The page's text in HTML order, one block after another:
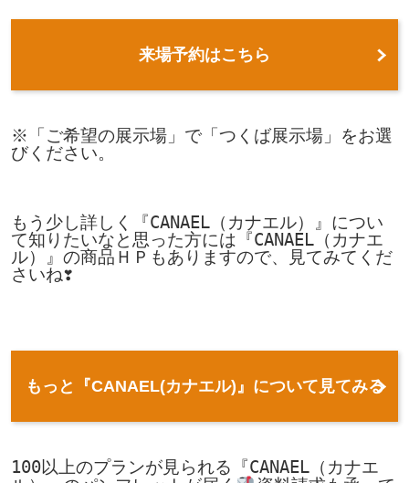
来場予約はこちら
※「ご希望の展示場」で「つくば展示場」をお選
びください。
もう少し詳しく『CANAEL（カナエル）』につい
て知りたいなと思った方には『CANAEL（カナエ
ル）』の商品ＨＰもありますので、見てみてくだ
さいね❣
もっと『CANAEL(カナエル)』について見てみる
100以上のプランが見られる『CANAEL（カナエ